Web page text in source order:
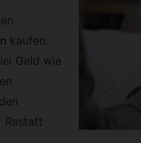
kaufen.
Geld wie
Rastatt